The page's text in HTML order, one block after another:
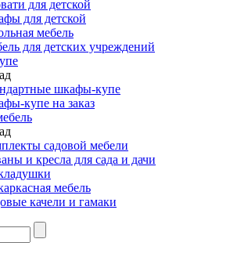
для детской
для детской
мебель
для детских учреждений
шкафы-купе
купе на заказ
садовой мебели
и кресла для сада и дачи
мебель
качели и гамаки